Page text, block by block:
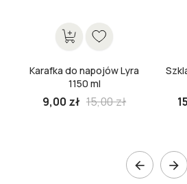
Karafka do napojów Lyra
1150 ml
9,00 zł 15,00 zł
 